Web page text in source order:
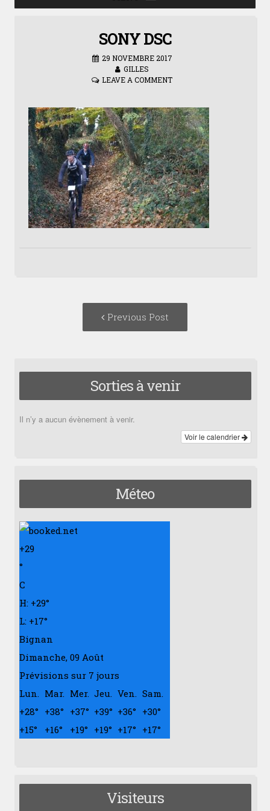
SONY DSC
29 NOVEMBRE 2017
GILLES
LEAVE A COMMENT
Previous Post
Sorties à venir
Il n’y a aucun évènement à venir.
Voir le calendrier
Méteo
+29
°
C
H: +29°
L: +17°
Bignan
Dimanche, 09 Août
Prévisions sur 7 jours
Lun. Mar. Mer. Jeu. Ven. Sam.
+28° +38° +37° +39° +36° +30°
+15° +16° +19° +19° +17° +17°
Visiteurs